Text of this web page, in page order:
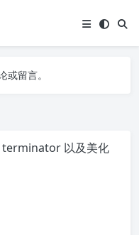
或留言。
留言。
以及美化